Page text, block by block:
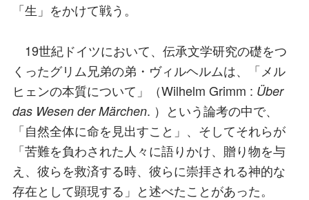
「生」をかけて戦う。
19世紀ドイツにおいて、伝承文学研究の礎をつ
くったグリム兄弟の弟・ヴィルヘルムは、「メル
ヒェンの本質について」（Wilhelm Grimm : Über
das Wesen der Märchen. ）という論考の中で、
「自然全体に命を見出すこと」、そしてそれらが
「苦難を負わされた人々に語りかけ、贈り物を与
え、彼らを救済する時、彼らに崇拝される神的な
存在として顕現する」と述べたことがあった。